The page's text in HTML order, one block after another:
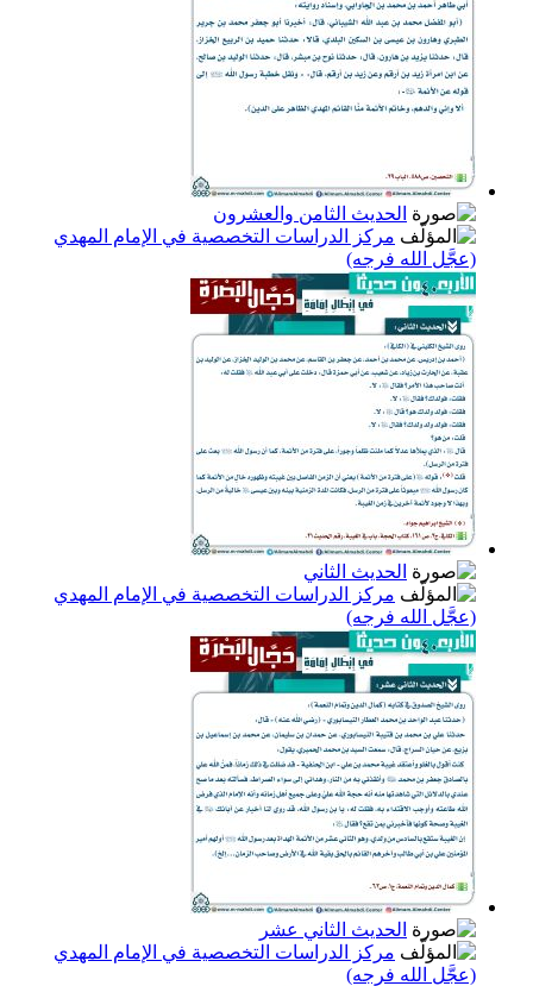
الحديث الثامن والعشرون
مركز الدراسات التخصصية في الإمام المهدي
(عجَّل الله فرجه)
الحديث الثاني
مركز الدراسات التخصصية في الإمام المهدي
(عجَّل الله فرجه)
الحديث الثاني عشر
مركز الدراسات التخصصية في الإمام المهدي
(عجَّل الله فرجه)